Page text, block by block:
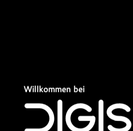
Willkommen bei
Willkommen bei